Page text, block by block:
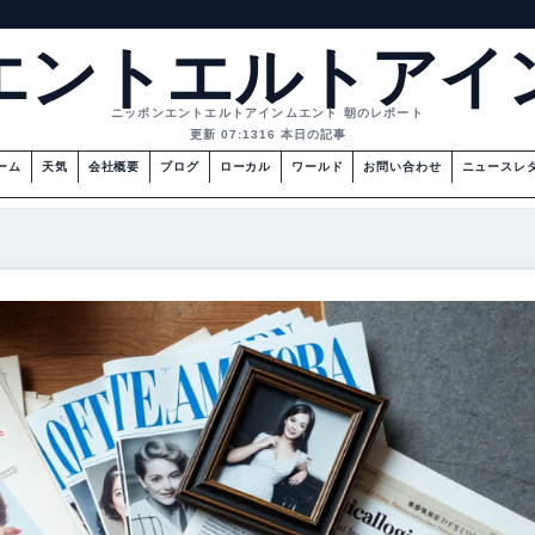
ントエルトアイ
ニッポンエントエルトアインムエント 朝のレポート
更新 07:1316 本日の記事
ム 天気 会社概要 ブログ ローカル ワールド お問い合わせ ニュースレ